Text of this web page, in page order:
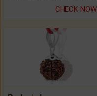
CHECK NOW